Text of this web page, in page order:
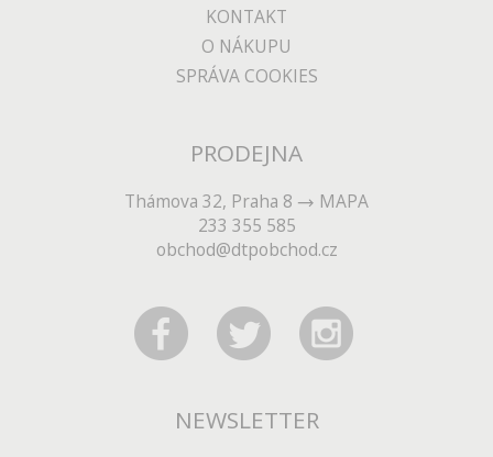
KONTAKT
O NÁKUPU
SPRÁVA COOKIES
PRODEJNA
Thámova 32, Praha 8
MAPA
233 355 585
obchod@dtpobchod.cz
NEWSLETTER